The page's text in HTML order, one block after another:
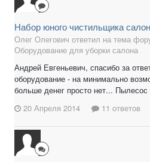
Набор юного чистильщика
Олег Олегович ответил на тема
Оборудование для уборки салона
Андрей Евгеньевич, спасибо за
оборудование - на минимально
больше денег просто нет...
20 Апреля 2014
11 ответов